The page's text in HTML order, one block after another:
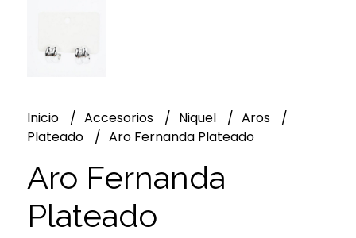
Inicio Accesorios Niquel
Aros
Plateado
Aro Fernanda Plateado
Aro Fernanda
Plateado